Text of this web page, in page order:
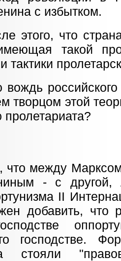
с избытком.
этого, что
такой
тактики
творцом этой
что между
- с другой,
II
добавить, что
господстве.
стояли